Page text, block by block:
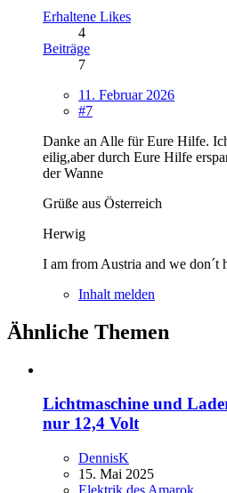
Erhaltene Likes
4
Beiträge
7
11. Februar 2026
#7
Danke an Alle für Eure Hilfe.
eilig,aber durch Eure Hilfe
der Wanne
Grüße aus Österreich
Herwig
I am from Austria and we don´t
Inhalt melden
Ähnliche Themen
Lichtmaschine und
nur 12,4 Volt
DennisK
15. Mai 2025
Elektrik des Amarok